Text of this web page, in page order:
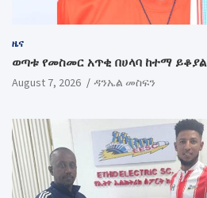
ዜና
ወጣቱ የመስመር አጥቂ በሀላባ ከተማ ይቆያል
August 7, 2026 ዳንኤል መስፍን